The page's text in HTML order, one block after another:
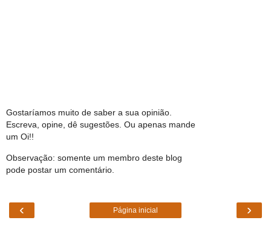
Gostaríamos muito de saber a sua opinião.
Escreva, opine, dê sugestões. Ou apenas mande
um Oi!!
Observação: somente um membro deste blog
pode postar um comentário.
‹ ›
Página inicial